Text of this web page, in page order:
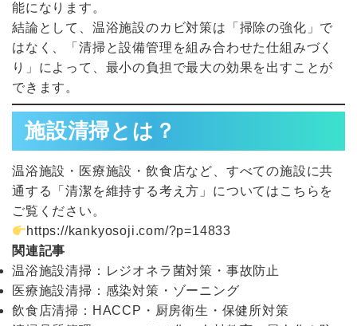
能になります。
結論として、温浴施設のカビ対策は「掃除の強化」で
はなく、「清掃と設備管理を組み合わせた仕組みづく
り」によって、最小の負担で最大の効果を出すことが
できます。
施設清掃とは？
温浴施設・医療施設・飲食店など、すべての施設に共
通する「清潔を維持する考え方」についてはこちらを
ご覧ください。
https://kankyosoji.com/?p=14833
関連記事
温浴施設清掃：レジオネラ菌対策・事故防止
医療施設清掃：感染対策・ゾーニング
飲食店清掃：HACCP・厨房衛生・保健所対策